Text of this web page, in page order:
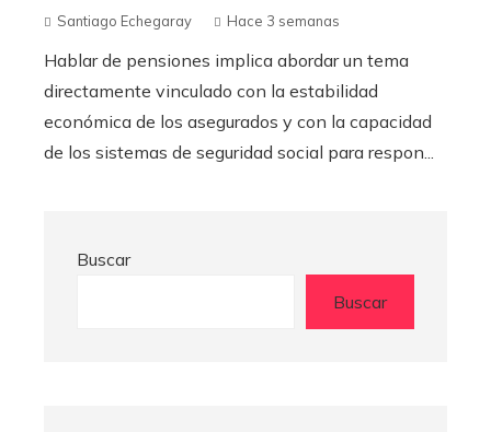
Santiago Echegaray Hace 3 semanas
Hablar de pensiones implica abordar un tema
directamente vinculado con la estabilidad
económica de los asegurados y con la capacidad
de los sistemas de seguridad social para respon...
Buscar
Buscar